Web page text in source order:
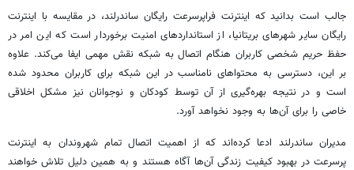
جالب است بدانید که اینترنتفراپرسرعت رایگان ساندرلند، در مقایسه با اینترنت
رایگان سایر شهرهای بریتانیا، از استانداردهای امنیت برخوردار است که این امر در
حفظ حریم شخصی کاربران هنگام اتصال به شبکه نقش مهمی ایفا می‌کند. علاوه
بر این، دسترسی به محتواهای نامناسب در این شبکه برای کاربران محدود شده
است و در نتیجه بهره‌گیری از آن توسط کودکان و نوجوانان نیز مشکل اخلاقی
خاصی را برای آن‌ها به وجود نخواهد آورد.
مدیران ساندرلند ادعا کرده‌اند که از اهمیت اتصال تمام شهروندان به اینترنت
پرسرعت در بهبود کیفیت زندگی آن‌ها آگاه هستند و به همین دلیل تلاش خواهند